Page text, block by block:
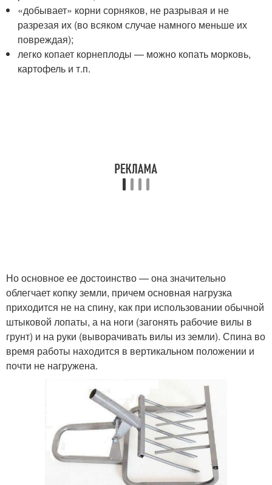
«добывает» корни сорняков, не разрывая и не
разрезая их (во всяком случае намного меньше их
повреждая);
легко копает корнеплоды — можно копать морковь,
картофель и т.п.
Но основное ее достоинство — она значительно
облегчает копку земли, причем основная нагрузка
приходится не на спину, как при использовании обычной
штыковой лопаты, а на ноги (загонять рабочие вилы в
грунт) и на руки (выворачивать вилы из земли). Спина во
время работы находится в вертикальном положении и
почти не нагружена.